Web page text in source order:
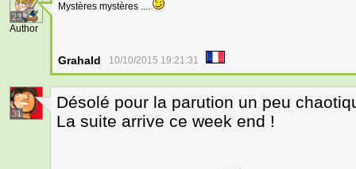
23
Author
Mystères mystères ....
Grahald 10/10/2015 19:21:31
31
Désolé pour la parution un peu
La suite arrive ce week end !